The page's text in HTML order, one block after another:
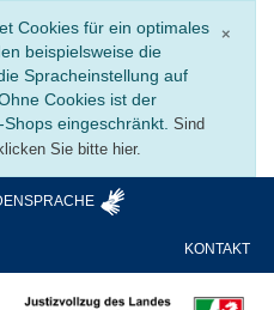
×
Cookies für ein optimales
beispielsweise die
Spracheinstellung auf
Cookies ist der
eingeschränkt. Sind
Sie bitte hier.
KONTAKT